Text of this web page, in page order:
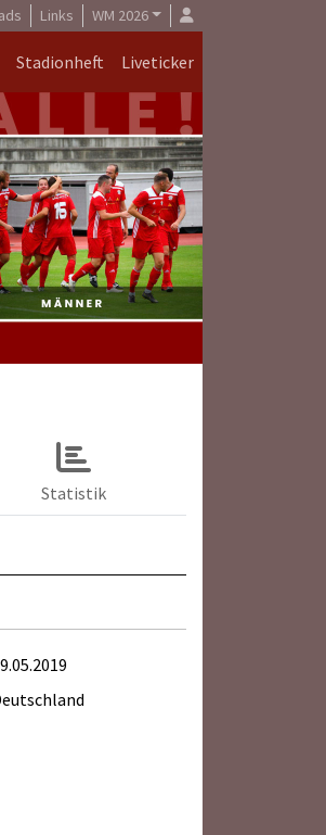
Links WM 2026
Stadionheft Liveticker
Statistik